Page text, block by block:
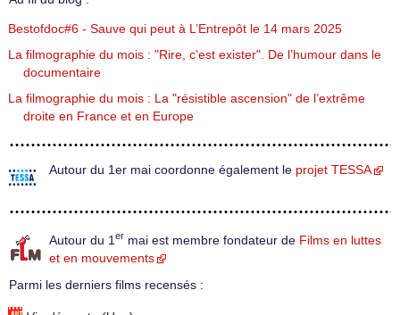
Bestofdoc#6 - Sauve qui peut à L’Entrepôt le 14 mars 2025
La filmographie du mois : "Rire, c’est exister". De l’humour dans le
documentaire
La filmographie du mois : La "résistible ascension" de l’extrême
droite en France et en Europe
Autour du 1er mai coordonne également le projet TESSA
Autour du 1 er mai est membre fondateur de Films en luttes
et en mouvements
Parmi les derniers films recensés :